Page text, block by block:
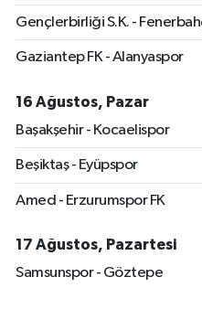
Gençlerbirliği S.K. -
Gaziantep FK - Alanyaspor
16 Ağustos, Pazar
Başakşehir - Kocaelispor
Beşiktaş - Eyüpspor
Amed - Erzurumspor FK
17 Ağustos, Pazartesi
Samsunspor - Göztepe